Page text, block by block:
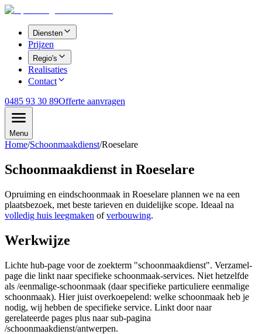
Diensten
Prijzen
Regio's
Realisaties
Contact
0485 93 30 89Offerte aanvragen
Menu
Home/Schoonmaakdienst/Roeselare
Schoonmaakdienst in Roeselare
Opruiming en eindschoonmaak in Roeselare plannen we na een
plaatsbezoek, met beste tarieven en duidelijke scope. Ideaal na
volledig huis leegmaken of verbouwing.
Werkwijze
Lichte hub-page voor de zoekterm "schoonmaakdienst". Verzamel-
page die linkt naar specifieke schoonmaak-services. Niet hetzelfde
als /eenmalige-schoonmaak (daar specifieke particuliere eenmalige
schoonmaak). Hier juist overkoepelend: welke schoonmaak heb je
nodig, wij hebben de specifieke service. Linkt door naar
gerelateerde pages plus naar sub-pagina
/schoonmaakdienst/antwerpen.